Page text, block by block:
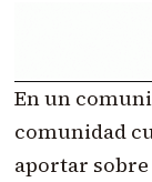
En un
comunidad
aportar